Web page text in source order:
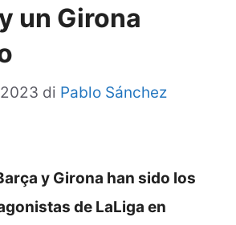
un Girona
di Pablo Sánchez
y Girona han sido los
de LaLiga en